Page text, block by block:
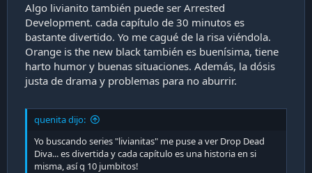
Algo livianito también puede ser Arrested
Development. cada capítulo de 30 minutos es
bastante divertido. Yo me cagué de la risa viéndola.
Orange is the new black también es buenísima, tiene
harto humor y buenas situaciones. Además, la dósis
justa de drama y problemas para no aburrir.
quenita dijo:
Yo buscando series "livianitas" me puse a ver Drop Dead
Diva... es divertida y cada capítulo es una historia en si
misma, así q 10 jumbitos!